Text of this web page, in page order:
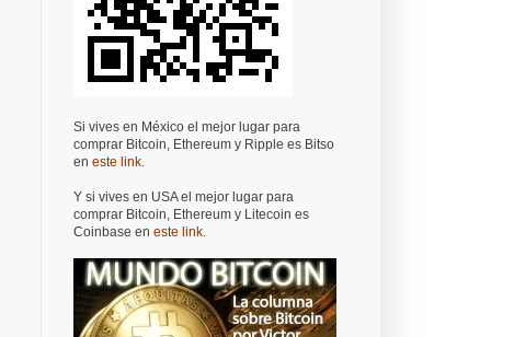
Si vives en México el mejor lugar para
comprar Bitcoin, Ethereum y Ripple es Bitso
en este link.
Y si vives en USA el mejor lugar para
comprar Bitcoin, Ethereum y Litecoin es
Coinbase en este link.